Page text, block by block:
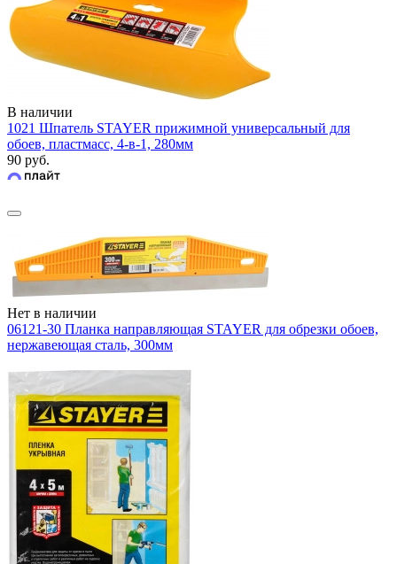
В наличии
1021 Шпатель STAYER прижимной универсальный для
обоев, пластмасс, 4-в-1, 280мм
90 руб.
Нет в наличии
06121-30 Планка направляющая STAYER для обрезки обоев,
нержавеющая сталь, 300мм